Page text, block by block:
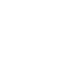
d’avoir à
à fait
si vous